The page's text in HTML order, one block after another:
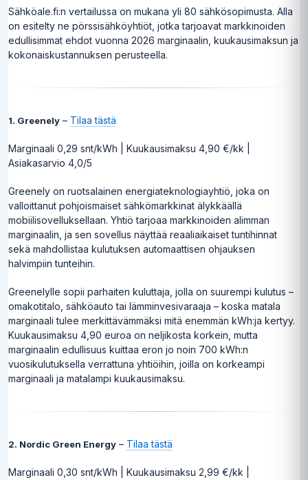
Sähköale.fi:n vertailussa on mukana yli 80 sähkösopimusta. Alla
on esitelty ne pörssisähköyhtiöt, jotka tarjoavat markkinoiden
edullisimmat ehdot vuonna 2026 marginaalin, kuukausimaksun ja
kokonaiskustannuksen perusteella.
1. Greenely – Tilaa tästä
Marginaali 0,29 snt/kWh | Kuukausimaksu 4,90 €/kk |
Asiakasarvio 4,0/5
Greenely on ruotsalainen energiateknologiayhtiö, joka on
valloittanut pohjoismaiset sähkömarkkinat älykkäällä
mobiilisovelluksellaan. Yhtiö tarjoaa markkinoiden alimman
marginaalin, ja sen sovellus näyttää reaaliaikaiset tuntihinnat
sekä mahdollistaa kulutuksen automaattisen ohjauksen
halvimpiin tunteihin.
Greenelylle sopii parhaiten kuluttaja, jolla on suurempi kulutus –
omakotitalo, sähköauto tai lämminvesivaraaja – koska matala
marginaali tulee merkittävämmäksi mitä enemmän kWh:ja kertyy.
Kuukausimaksu 4,90 euroa on neljikosta korkein, mutta
marginaalin edullisuus kuittaa eron jo noin 700 kWh:n
vuosikulutuksella verrattuna yhtiöihin, joilla on korkeampi
marginaali ja matalampi kuukausimaksu.
2. Nordic Green Energy – Tilaa tästä
Marginaali 0,30 snt/kWh | Kuukausimaksu 2,99 €/kk |